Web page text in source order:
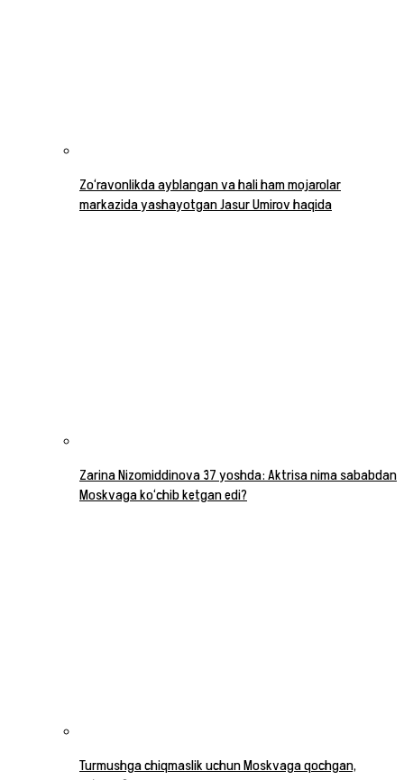
Zo‘ravonlikda ayblangan va hali ham mojarolar
markazida yashayotgan Jasur Umirov haqida
Zarina Nizomiddinova 37 yoshda: Aktrisa nima sababdan
Moskvaga ko‘chib ketgan edi?
Turmushga chiqmaslik uchun Moskvaga qochgan,